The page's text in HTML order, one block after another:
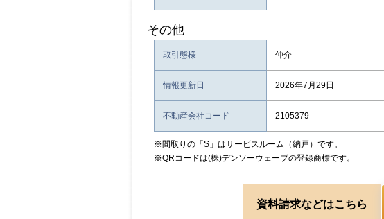
その他
取引態様 仲介
情報更新日 2026年7月29日
不動産会社コード 2105379
※間取りの「S」はサービスルーム（納戸）です。
※QRコードは(株)デンソーウェーブの登録商標です。
資料請求などはこちら